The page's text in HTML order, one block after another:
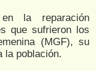
la reparación
que sufrieron los
(MGF), su
la población.